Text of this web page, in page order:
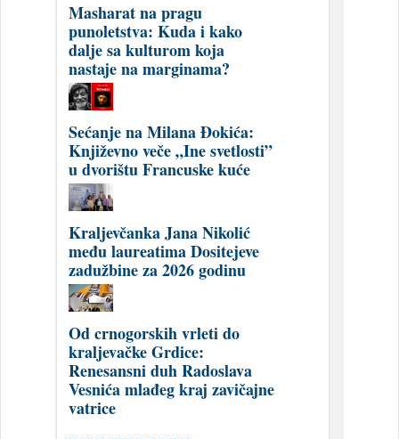
Masharat na pragu
punoletstva: Kuda i kako
dalje sa kulturom koja
nastaje na marginama?
Sećanje na Milana Đokića:
Književno veče „Ine svetlosti”
u dvorištu Francuske kuće
Kraljevčanka Jana Nikolić
među laureatima Dositejeve
zadužbine za 2026 godinu
Od crnogorskih vrleti do
kraljevačke Grdice:
Renesansni duh Radoslava
Vesnića mlađeg kraj zavičajne
vatrice